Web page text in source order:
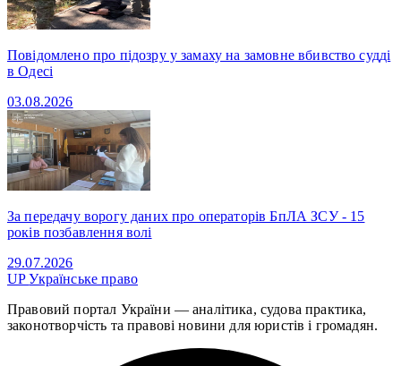
Повідомлено про підозру у замаху на замовне вбивство судді
в Одесі
03.08.2026
За передачу ворогу даних про операторів БпЛА ЗСУ - 15
років позбавлення волі
29.07.2026
UPУкраїнське право
Правовий портал України — аналітика, судова практика,
законотворчість та правові новини для юристів і громадян.